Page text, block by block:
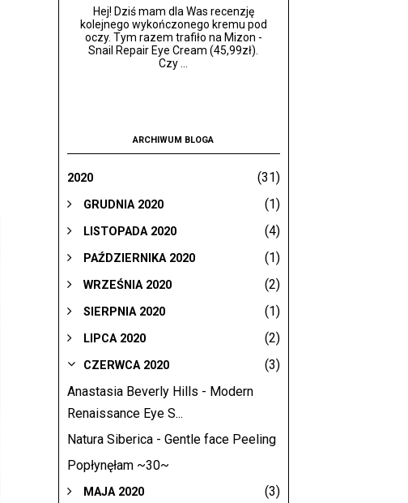
Hej! Dziś mam dla Was recenzję
kolejnego wykończonego kremu pod
oczy. Tym razem trafiło na Mizon -
Snail Repair Eye Cream (45,99zł).
Czy ...
ARCHIWUM BLOGA
2020 (31)
GRUDNIA 2020 (1)
LISTOPADA 2020 (4)
PAŹDZIERNIKA 2020 (1)
WRZEŚNIA 2020 (2)
SIERPNIA 2020 (1)
LIPCA 2020 (2)
CZERWCA 2020
(3)
Anastasia Beverly Hills - Modern
Renaissance Eye S...
Natura Siberica - Gentle face Peeling
Popłynęłam ~30~
MAJA 2020 (3)